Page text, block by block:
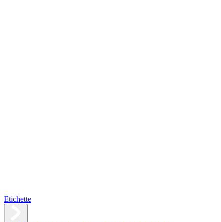
Etichette